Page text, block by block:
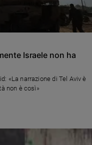
Israele non ha
«La narrazione di Tel Aviv è
non è così»